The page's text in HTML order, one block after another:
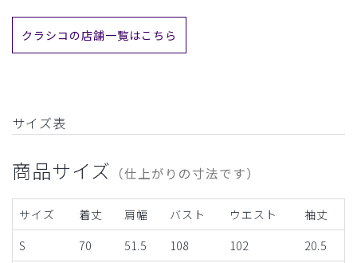
クラシコの店舗一覧はこちら
サイズ表
商品サイズ （仕上がりの寸法です）
サイズ 着丈 肩幅 バスト ウエスト
袖丈
S
70 51.5 108 102
20.5